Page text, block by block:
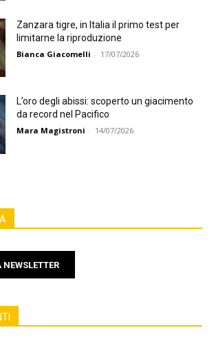
Zanzara tigre, in Italia il primo test per
limitarne la riproduzione
Bianca Giacomelli - 17/07/2026
L’oro degli abissi: scoperto un giacimento
da record nel Pacifico
Mara Magistroni - 14/07/2026